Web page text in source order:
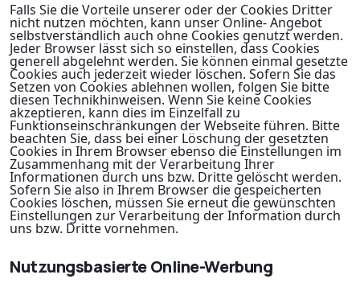
Falls Sie die Vorteile unserer oder der Cookies Dritter
nicht nutzen möchten, kann unser Online- Angebot
selbstverständlich auch ohne Cookies genutzt werden.
Jeder Browser lässt sich so einstellen, dass Cookies
generell abgelehnt werden. Sie können einmal gesetzte
Cookies auch jederzeit wieder löschen. Sofern Sie das
Setzen von Cookies ablehnen wollen, folgen Sie bitte
diesen Technikhinweisen. Wenn Sie keine Cookies
akzeptieren, kann dies im Einzelfall zu
Funktionseinschränkungen der Webseite führen. Bitte
beachten Sie, dass bei einer Löschung der gesetzten
Cookies in Ihrem Browser ebenso die Einstellungen im
Zusammenhang mit der Verarbeitung Ihrer
Informationen durch uns bzw. Dritte gelöscht werden.
Sofern Sie also in Ihrem Browser die gespeicherten
Cookies löschen, müssen Sie erneut die gewünschten
Einstellungen zur Verarbeitung der Information durch
uns bzw. Dritte vornehmen.
Nutzungsbasierte Online-Werbung